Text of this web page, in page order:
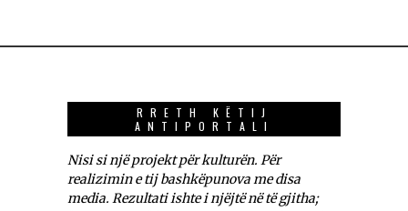
RRETH KËTIJ
ANTIPORTALI
Nisi si një projekt për kulturën. Për
realizimin e tij bashkëpunova me disa
media. Rezultati ishte i njëjtë në të gjitha;